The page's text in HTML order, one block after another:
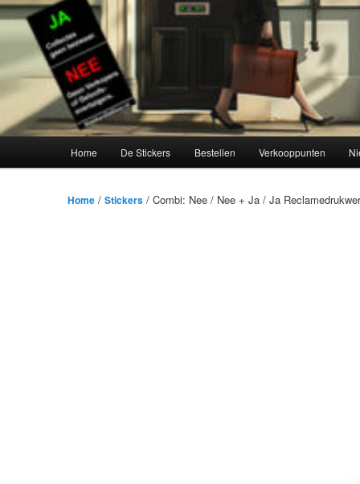
Home De Stickers Bestellen Verkooppunten
Home/ Stickers/ Combi: Nee / Nee + Ja / Ja